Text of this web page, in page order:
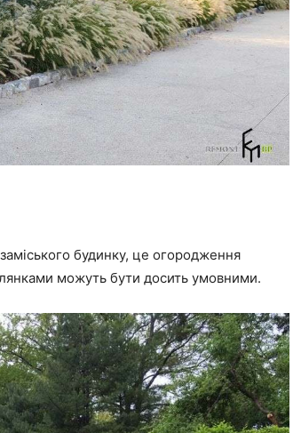
будинку, це огородження
можуть бути досить умовними.